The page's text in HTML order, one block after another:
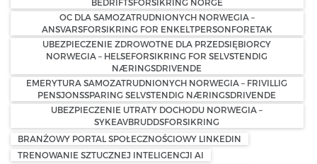
OC DLA SAMOZATRUDNIONYCH NORWEGIA –
ANSVARSFORSIKRING FOR ENKELTPERSONFORETAK
UBEZPIECZENIE ZDROWOTNE DLA PRZEDSIĘBIORCY
NORWEGIA – HELSEFORSIKRING FOR SELVSTENDIG
NÆRINGSDRIVENDE
EMERYTURA SAMOZATRUDNIONYCH NORWEGIA – FRIVILLIG
PENSJONSSPARING SELVSTENDIG NÆRINGSDRIVENDE
UBEZPIECZENIE UTRATY DOCHODU NORWEGIA –
SYKEAVBRUDDSFORSIKRING
BRANŻOWY PORTAL SPOŁECZNOŚCIOWY LINKEDIN
TRENOWANIE SZTUCZNEJ INTELIGENCJI AI